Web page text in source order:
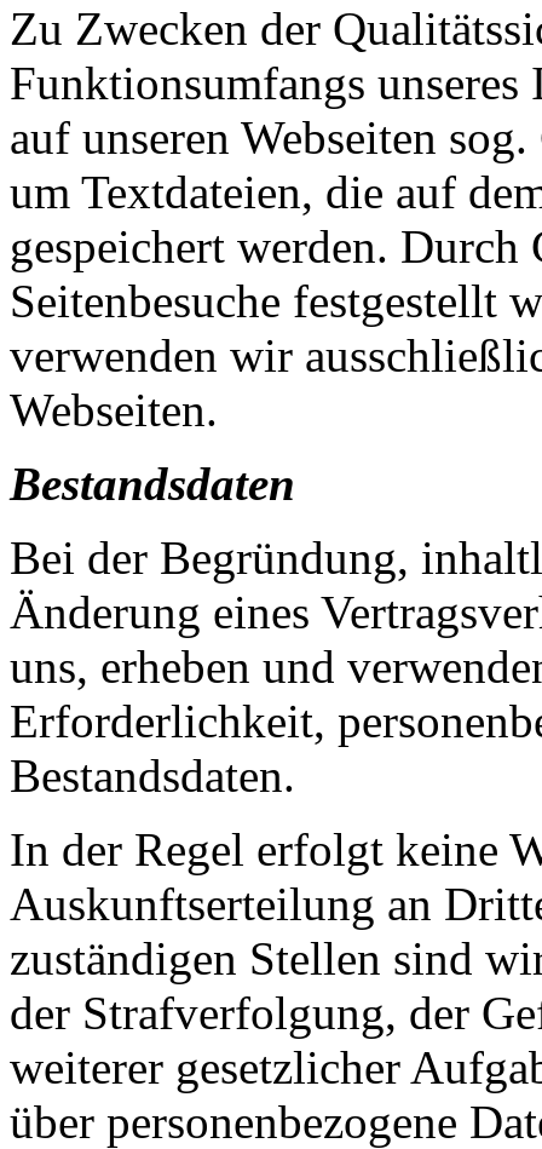
Zu Zwecken der
Funktionsumfangs
auf unseren Webseiten
um Textdateien, die auf
gespeichert werden.
Seitenbesuche festgestellt
verwenden wir
Webseiten.
Bestandsdaten
Bei der Begründung,
Änderung eines
uns, erheben und
Erforderlichkeit,
Bestandsdaten.
In der Regel erfolgt keine
Auskunftserteilung an
zuständigen Stellen sind
der Strafverfolgung, der
weiterer gesetzlicher
über personenbezogene